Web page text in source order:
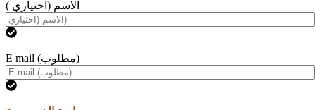
الاسم (اختياري )
E mail (مطلوب)